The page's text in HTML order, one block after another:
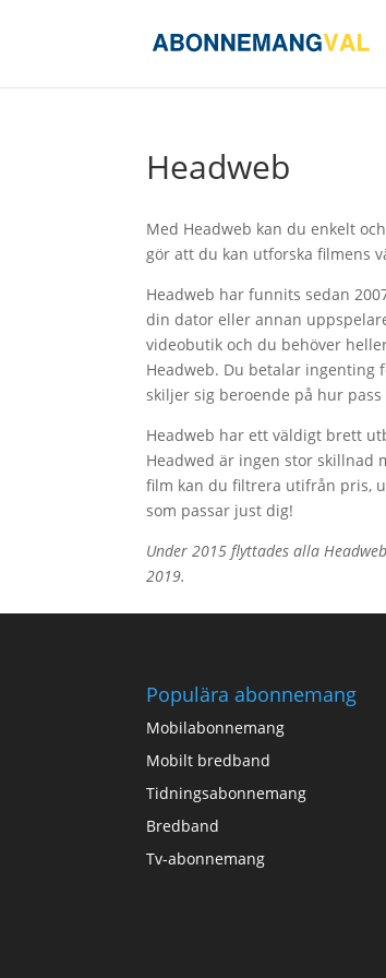
Headweb
Med Headweb kan du enkelt
gör att du kan utforska filmens
Headweb har funnits sedan
din dator eller annan
videobutik och du behöver
Headweb. Du betalar ingenting
skiljer sig beroende på hur
Headweb har ett väldigt brett
Headwed är ingen stor skillnad
film kan du filtrera utifrån pris,
som passar just dig!
Under 2015 flyttades alla
2019.
Populära abonnemang
Mobilabonnemang
Mobilt bredband
Tidningsabonnemang
Bredband
Tv-abonnemang